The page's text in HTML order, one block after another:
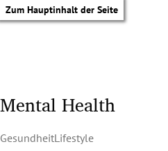
Zum Hauptinhalt der Seite
Mental Health
GesundheitLifestyle